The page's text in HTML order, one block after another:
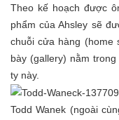
Theo kế hoạch được
phẩm của Ahsley sẽ
chuỗi cửa hàng (home
bày (gallery) nằm trong
ty này.
Todd Wanek (ngoài